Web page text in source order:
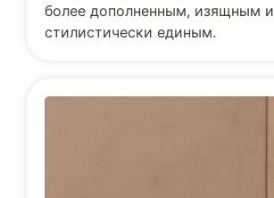
более дополненным, изящным и
стилистически единым.